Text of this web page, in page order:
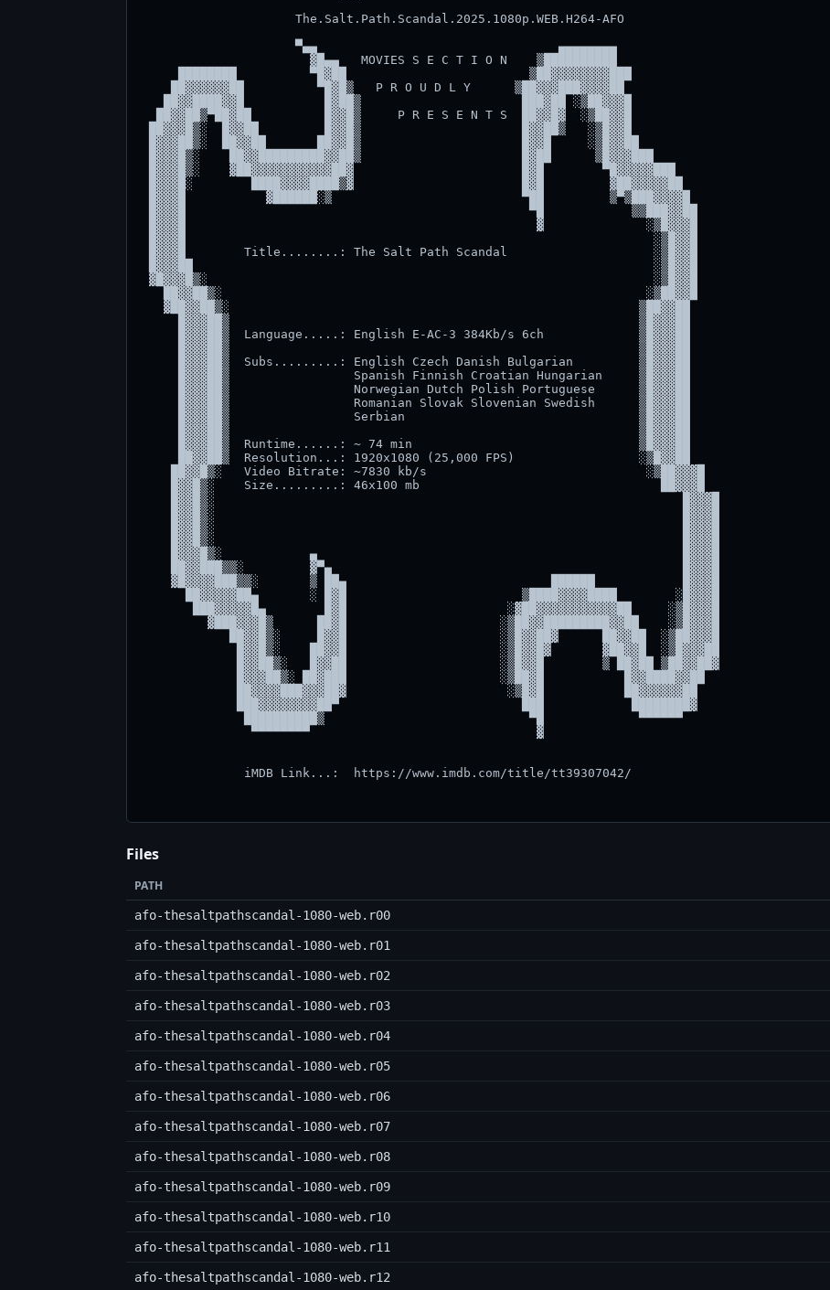
                     The.Salt.Path.Scandal.2025.1080p.WEB.H264-AFO
                     ▀▄▄                                 ▄▄▄▄▄▄▄▄
                       ▓█▄▄   MOVIES S E C T I O N    ▒██████████
     ████████          ▀█▓██                         ▒██▓▓▓▓▓▓▓▓███
    ██▓▓▓▓▓▓██          ▀█▓█▒   P R O U D L Y      ▒██▓▓▓███▓▓▓▓██
   ██▓▓████▓▓█           █▓██▒                      ███▓██ ░▒██▓▓▓█
  ██▓▓██▒▀██▓██          █▓▓█▒     P R E S E N T S  ██▓▓█▓  ░▒██▓▓█
██▓▓▓█▒░  █▓▓██         █▓▓█▒                      █▓▓██▒   ░▒█▓▓█
█▓▓▓██▒░  ██▓▓██       ██▓▓█▒                      █▓▓█     ░▒█▓▓██
█▓▓▓█▒░    ██▓▓█████████▓▓██▒                      █▓██      ▒█▓▓▓███
█▓▓▓█▒░    ▓██▓▓▓▓▓▓▓▓▓▓▓██▓                       █▓█        ▀█▓▓▓▓▓███
█▓▓▓█░        ████▓▓▓▓████▒▓                       █▓█         ▓██▓▓▓▓▓██
█▓▓▓█           ▓██████░▒                          ▀██         ▒▀▒███▓▓▓▓█
█▓▓▓█                                               ▀█            ▒▒███▓▓██
█▓▓▓█                                                ▓              ░▒█▓▓▓█
█▓▓▓█                                                                ░▒█▓▓█
█▓▓▓█        Title........: The Salt Path Scandal                    ░▒█▓▓█
█▓▓▓██                                                               ░▒█▓▓█
▓█▓▓▓█▒░                                                             ░▒█▓▓█
   ██▓▓██▒░                                                          ░▒██▓▓█
   ▓██▓▓██▒░                                                        ▒██▓▓██
     █▓▓▓██▒                                                        ▒█▓▓▓██
     █▓▓▓██▒  Language.....: English E-AC-3 384Kb/s 6ch             ▒█▓▓▓██
     █▓▓▓██▒                                                        ▒█▓▓▓██
     █▓▓▓██▒  Subs.........: English Czech Danish Bulgarian         ▒█▓▓▓██
     █▓▓▓██▒                 Spanish Finnish Croatian Hungarian     ▒█▓▓▓██
     █▓▓▓██▒                 Norwegian Dutch Polish Portuguese      ▒█▓▓▓██
     █▓▓▓██▒                 Romanian Slovak Slovenian Swedish      ▒█▓▓▓██
     █▓▓▓██▒                 Serbian                                ▒█▓▓▓██
     █▓▓▓██▒                                                        ▒█▓▓▓██
     █▓▓▓██▒  Runtime......: ~ 74 min                               ▒█▓▓▓██
     ██▓▓██▒  Resolution...: 1920x1080 (25,000 FPS)                 ░▒█▓▓██
    ██▓▓█▒░   Video Bitrate: ~7830 kb/s                              ░▒██▓▓▓█
    █▓▓█▒░    Size.........: 46x100 mb                                 ██▓▓▓█
    █▓▓█▒░                                                                █▓▓▓█
    █▓▓█▒░                                                                █▓▓▓█
    █▓▓█▒░                                                                █▓▓▓█
    █▓▓█▒░                                                                █▓▓▓█
    █▓▓▓█▒░            ▄                                                  █▓▓▓█
    ██▓▓███▒▒░         ▓▀▄                                                █▓▓▓█
    ▓█▓▓▓▓███▒▒░       ▒ ██▄                            ██████            █▓▓▓█
      ██▓▓▓▓▓██▄       ░ █▓█                        ▒████▓▓▓▓████        ░█▓▓▓█
       ███▓▓▓▓▓█▄        █▓█                      ░▓██▓▓▓▓▓▓▓▓▓▓▓██     ░▒█▓▓▓█
         ▓███▓▓▓█▒      ██▓█                     ░▒██▓▓█████████▓▓██    ░▒█▓▓▓█
            ██▓▓█▒░     █▓▓█                     ░▒█▓▓██▓      ██▓▓██  ░▒██▓▓▓█
             █▓▓█▒░    ██▓▓█                     ░▒█▓▓█▓       ▓██▓▓█  ░▒█▓▓▓██
             █▓▓██▒░   █▓▓██                     ░▒█▓▓█        ▒ ██▓██ ▒██▓▓██▓
             █▓▓▓██▒░ ██▓███                     ░▒██▓█           █▓▓████▓▓██
             ██▓▓▓▓███▓▓▓██▓                      ░▒█▓█           ██▓▓▓▓▓▓██
             ███▓▓▓▓▓▓▓▓██▀                         ███            ████████▓
              ██████████▒                            ▀█             ▀▀▀▀▀▀
               ▀▀▀▀▀▀▀▀                               ▓
              iMDB Link...:  https://www.imdb.com/title/tt39307042/
Files
PATH
afo-thesaltpathscandal-1080-web.r00
afo-thesaltpathscandal-1080-web.r01
afo-thesaltpathscandal-1080-web.r02
afo-thesaltpathscandal-1080-web.r03
afo-thesaltpathscandal-1080-web.r04
afo-thesaltpathscandal-1080-web.r05
afo-thesaltpathscandal-1080-web.r06
afo-thesaltpathscandal-1080-web.r07
afo-thesaltpathscandal-1080-web.r08
afo-thesaltpathscandal-1080-web.r09
afo-thesaltpathscandal-1080-web.r10
afo-thesaltpathscandal-1080-web.r11
afo-thesaltpathscandal-1080-web.r12